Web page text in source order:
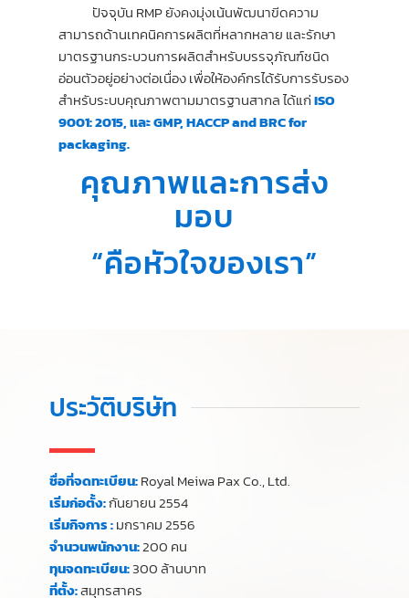
ปัจจุบัน RMP ยังคงมุ่งเน้นพัฒนาขีดความ
สามารถด้านเทคนิคการผลิตที่หลากหลาย และรักษา
มาตรฐานกระบวนการผลิตสำหรับบรรจุภัณฑ์ชนิด
อ่อนตัวอยู่อย่างต่อเนื่อง เพื่อให้องค์กรได้รับการรับรอง
สำหรับระบบคุณภาพตามมาตรฐานสากล ได้แก่ISO
9001: 2015, และ GMP, HACCP and BRC for
packaging.
คุณภาพและการส่ง
มอบ
“คือหัวใจของเรา”
ประวัติบริษัท
ชื่อที่จดทะเบียน:Royal Meiwa Pax Co., Ltd.
เริ่มก่อตั้ง:กันยายน 2554
เริ่มกิจการ :มกราคม 2556
จำนวนพนักงาน:200 คน
ทุนจดทะเบียน:300 ล้านบาท
ที่ตั้ง:สมุทรสาคร